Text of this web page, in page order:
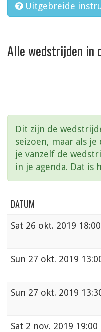
Uitgebreide
Alle wedstrijden in
Dit zijn de
seizoen, maar als
je vanzelf de
in je agenda. Dat is
DATUM
Sat 26 okt. 2019 18:00
Sun 27 okt. 2019
Sun 27 okt. 2019
Sat 2 nov. 2019 19:00